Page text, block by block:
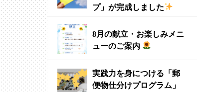
プ」が完成しました
8月の献立・お楽しみメニ
ューのご案内
実践力を身につける「郵
便物仕分けプログラム」